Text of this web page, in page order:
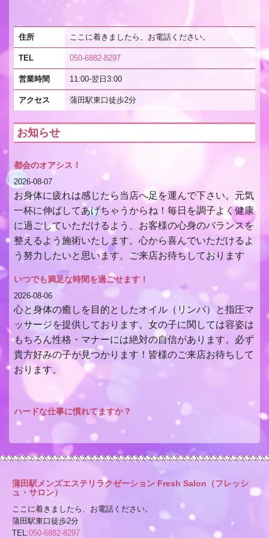
住所 ここに着きましたら、お電話ください。
TEL 050-6882-8297
営業時間 11:00-翌日3:00
アクセス 蒲田駅東口徒歩2分
お知らせ
都会のオアシス！
2026-08-07
お身体に疲れは感じたら当店へ足を運んで下さい。元気
一杯に伸ばしてあげちゃうからね！毎日を調子よく健康
に過ごしていただけるよう、お客様の心身のバランスを
整えるよう施術いたします。心から喜んでいただけるよ
う努力したいと思います。ご来店お待ちしております
いつでも満足な時間を過ごせます！
2026-08-06
心と身体の癒しを目的としたオイル（リンパ）と指圧マ
ッサージを提供しております。女の子に関しては容姿は
もちろん性格・マナーには絶対の自信があります。必ず
貴方好みの子が見つかります！皆様のご来店お待ちして
おります。
ハードな仕事に慣れてますか？
2026-08-05
癒しの空間で全てを忘れ、セラピストに身を任せ「最上
に癒し」 を堪能してください。癒しのプロフェッショ
ナルセラピストが在籍おります、ゆったり心地よい「癒
し空間」を約束します。お客様が共に成長していく、素
晴らしいお店が出来たらと思います。どうぞお気軽に足
を運びくださいませ。
蒲田駅メンズエステリラクゼーション Fresh Salon（フレッシ
ュ・サロン）
ここに着きましたら、お電話ください。
蒲田駅東口徒歩2分
TEL:050-6882-8297